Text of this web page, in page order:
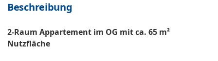
Beschreibung
2-Raum Appartement im OG mit ca. 65 m²
Nutzfläche